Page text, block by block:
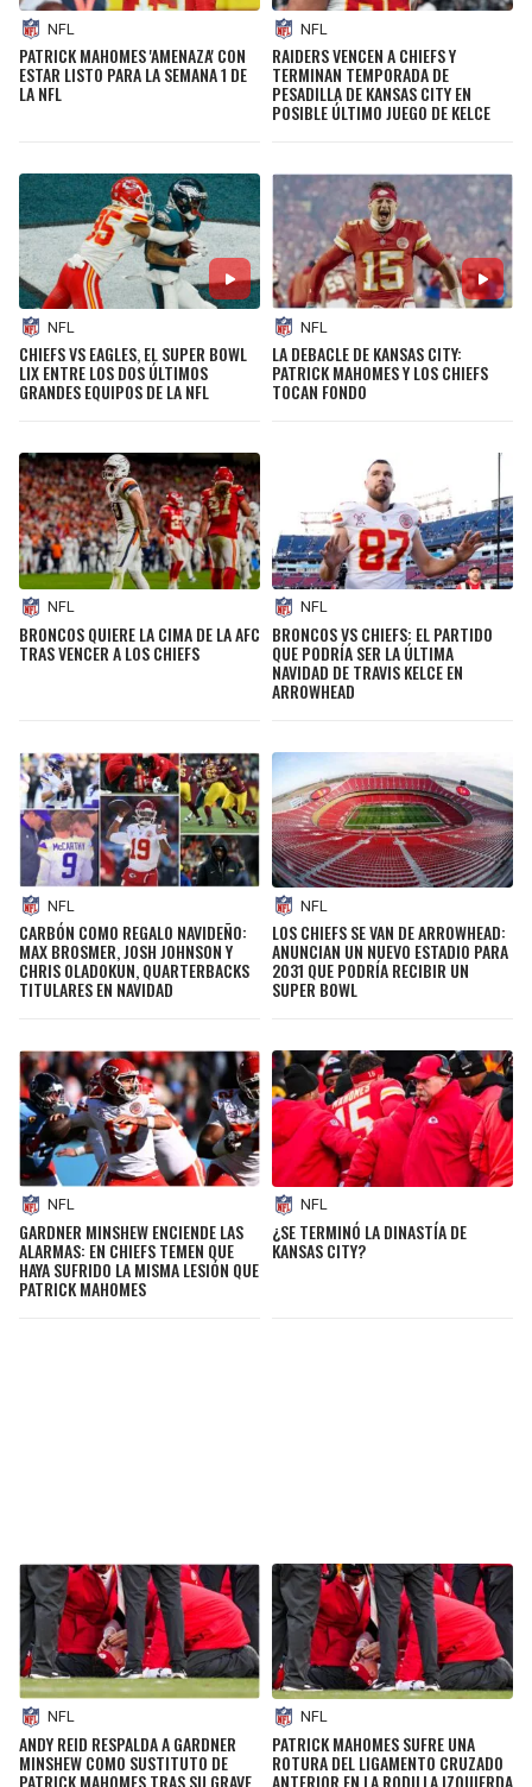
NFL
PATRICK MAHOMES 'AMENAZA' CON
ESTAR LISTO PARA LA SEMANA 1 DE
LA NFL
NFL
RAIDERS VENCEN A CHIEFS Y
TERMINAN TEMPORADA DE
PESADILLA DE KANSAS CITY EN
POSIBLE ÚLTIMO JUEGO DE KELCE
NFL
CHIEFS VS EAGLES, EL SUPER BOWL
LIX ENTRE LOS DOS ÚLTIMOS
GRANDES EQUIPOS DE LA NFL
NFL
LA DEBACLE DE KANSAS CITY:
PATRICK MAHOMES Y LOS CHIEFS
TOCAN FONDO
NFL
BRONCOS QUIERE LA CIMA DE LA AFC
TRAS VENCER A LOS CHIEFS
NFL
BRONCOS VS CHIEFS: EL PARTIDO
QUE PODRÍA SER LA ÚLTIMA
NAVIDAD DE TRAVIS KELCE EN
ARROWHEAD
NFL
CARBÓN COMO REGALO NAVIDEÑO:
MAX BROSMER, JOSH JOHNSON Y
CHRIS OLADOKUN, QUARTERBACKS
TITULARES EN NAVIDAD
NFL
LOS CHIEFS SE VAN DE ARROWHEAD:
ANUNCIAN UN NUEVO ESTADIO PARA
2031 QUE PODRÍA RECIBIR UN
SUPER BOWL
NFL
GARDNER MINSHEW ENCIENDE LAS
ALARMAS: EN CHIEFS TEMEN QUE
HAYA SUFRIDO LA MISMA LESIÓN QUE
PATRICK MAHOMES
NFL
¿SE TERMINÓ LA DINASTÍA DE
KANSAS CITY?
NFL
ANDY REID RESPALDA A GARDNER
MINSHEW COMO SUSTITUTO DE
PATRICK MAHOMES TRAS SU GRAVE
NFL
PATRICK MAHOMES SUFRE UNA
ROTURA DEL LIGAMENTO CRUZADO
ANTERIOR EN LA RODILLA IZQUIERDA